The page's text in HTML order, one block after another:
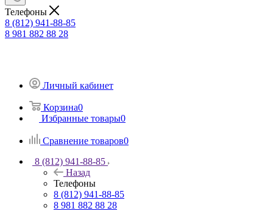
Телефоны
8 (812) 941-88-85
8 981 882 88 28
Личный кабинет
Корзина0
Избранные товары0
Сравнение товаров0
8 (812) 941-88-85
Назад
Телефоны
8 (812) 941-88-85
8 981 882 88 28